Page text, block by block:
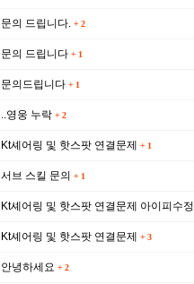
문의 드립니다. + 2
문의 드립니다 + 1
문의드립니다 + 1
..영웅 누락 + 2
Kt셰어링 및 핫스팟 연결문제 + 1
서브 스킬 문의 + 1
Kt셰어링 및 핫스팟 연결문제 아이피수정
Kt셰어링 및 핫스팟 연결문제 + 3
안녕하세요 + 2